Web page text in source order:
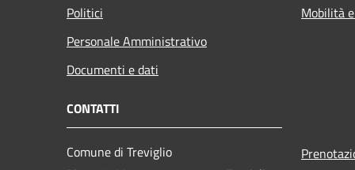
Politici
Personale Amministrativo
Documenti e dati
Mobilità
CONTATTI
Comune di Treviglio